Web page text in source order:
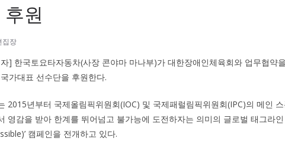
원
집장
] 한국토요타자동차(사장 콘야마 마나부)가 대한장애인체육회와 업무협약
가대표 선수단을 후원한다.
2015년부터 국제올림픽위원회(IOC) 및 국제패럴림픽위원회(IPC)의 메인
영감을 받아 한계를 뛰어넘고 불가능에 도전하자는 의미의 글로벌 태그라인
캠페인을 전개하고 있다.